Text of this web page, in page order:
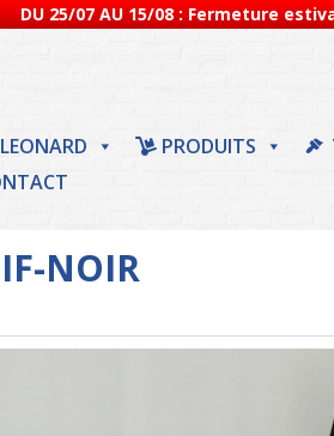
DU 25/07 AU 15/08 : Fermeture
LEONARD PRODUITS
NOIR